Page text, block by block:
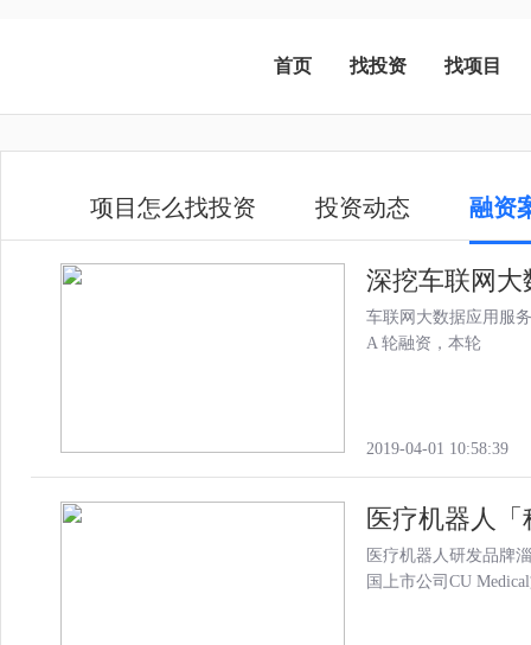
首页 找投资 找项目
项目怎么找投资 投资动态 融资
深挖车联网
车联网大数据应用服
A 轮融资，本轮
2019-04-01 10:58:39
医疗机器人
医疗机器人研发品牌
国上市公司CU